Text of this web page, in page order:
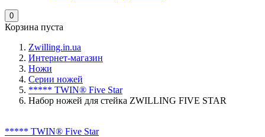
0
Корзина пуста
Zwilling.in.ua
Интернет-магазин
Ножи
Серии ножей
***** TWIN® Five Star
Набор ножей для стейка ZWILLING FIVE STAR
***** TWIN® Five Star